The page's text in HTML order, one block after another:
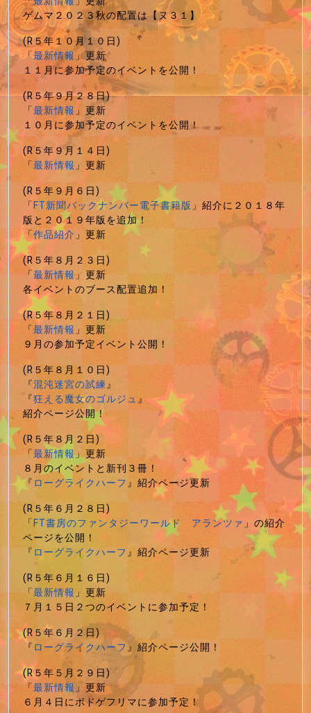
ゲムマ２０２３秋の配置は【ヌ３１】
(R５年１０月１０日)
「最新情報」更新
１１月に参加予定のイベントを公開！
(R５年９月２８日)
「最新情報」更新
１０月に参加予定のイベントを公開！
(R５年９月１４日)
「最新情報」更新
(R５年９月６日)
「FT新聞バックナンバー電子書籍版」紹介に２０１８年
版と２０１９年版を追加！
「作品紹介」更新
(R５年８月２３日)
「最新情報」更新
各イベントのブース配置追加！
(R５年８月２１日)
「最新情報」更新
９月の参加予定イベント公開！
(R５年８月１０日)
『混沌迷宮の試練』
『狂える魔女のゴルジュ』
紹介ページ公開！
(R５年８月２日)
「最新情報」更新
８月のイベントと新刊３冊！
『ローグライクハーフ』紹介ページ更新
(R５年６月２８日)
「FT書房のファンタジーワールド アランツァ」の紹介
ページを公開！
『ローグライクハーフ』紹介ページ更新
(R５年６月１６日)
「最新情報」更新
７月１５日２つのイベントに参加予定！
(R５年６月２日)
『ローグライクハーフ』紹介ページ公開！
(R５年５月２９日)
「最新情報」更新
６月４日にボドゲフリマに参加予定！